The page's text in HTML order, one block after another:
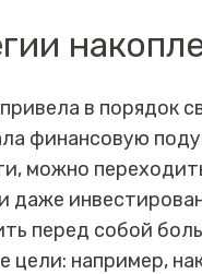
привела в порядок
финансовую
можно
даже
перед собой
цели: например,